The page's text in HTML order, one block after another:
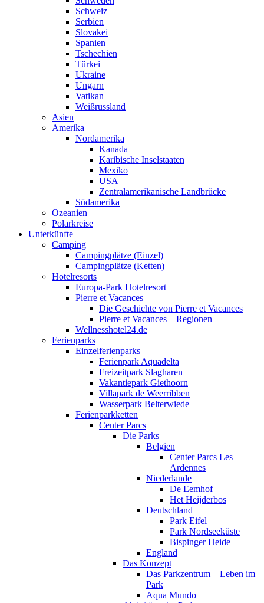
Schweiz
Serbien
Slovakei
Spanien
Tschechien
Türkei
Ukraine
Ungarn
Vatikan
Weißrussland
Asien
Amerika
Nordamerika
Kanada
Karibische Inselstaaten
Mexiko
USA
Zentralamerikanische Landbrücke
Südamerika
Ozeanien
Polarkreise
Unterkünfte
Camping
Campingplätze (Einzel)
Campingplätze (Ketten)
Hotelresorts
Europa-Park Hotelresort
Pierre et Vacances
Die Geschichte von Pierre et Vacances
Pierre et Vacances – Regionen
Wellnesshotel24.de
Ferienparks
Einzelferienparks
Ferienpark Aquadelta
Freizeitpark Slagharen
Vakantiepark Giethoorn
Villapark de Weerribben
Wasserpark Belterwiede
Ferienparkketten
Center Parcs
Die Parks
Belgien
Center Parcs Les
Ardennes
Niederlande
De Eemhof
Het Heijderbos
Deutschland
Park Eifel
Park Nordseeküste
Bispinger Heide
England
Das Konzept
Das Parkzentrum – Leben im
Park
Aqua Mundo